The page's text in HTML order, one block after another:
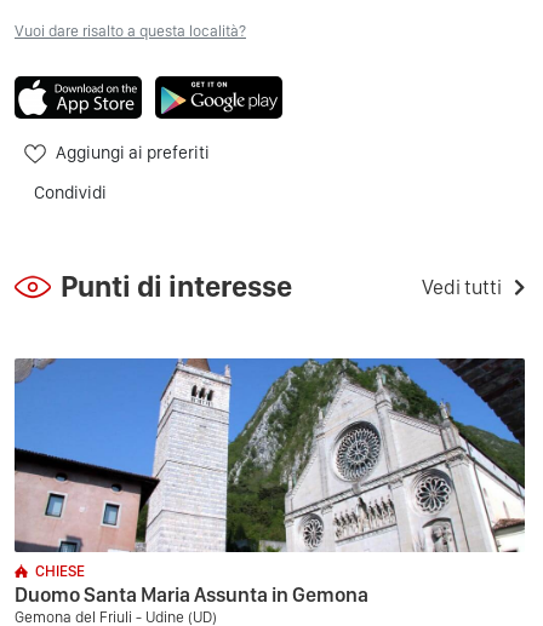
Vuoi dare risalto a questa località?
Aggiungi ai preferiti
Condividi
Punti di interesse Vedi tutti
CHIESE
Duomo Santa Maria Assunta in Gemona
Gemona del Friuli - Udine (UD)